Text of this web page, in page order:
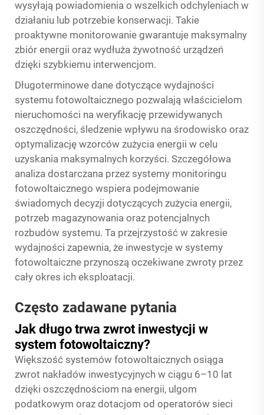
wysyłają powiadomienia o wszelkich odchyleniach w
działaniu lub potrzebie konserwacji. Takie
proaktywne monitorowanie gwarantuje maksymalny
zbiór energii oraz wydłuża żywotność urządzeń
dzięki szybkiemu interwencjom.
Długoterminowe dane dotyczące wydajności
systemu fotowoltaicznego pozwalają właścicielom
nieruchomości na weryfikację przewidywanych
oszczędności, śledzenie wpływu na środowisko oraz
optymalizację wzorców zużycia energii w celu
uzyskania maksymalnych korzyści. Szczegółowa
analiza dostarczana przez systemy monitoringu
fotowoltaicznego wspiera podejmowanie
świadomych decyzji dotyczących zużycia energii,
potrzeb magazynowania oraz potencjalnych
rozbudów systemu. Ta przejrzystość w zakresie
wydajności zapewnia, że inwestycje w systemy
fotowoltaiczne przynoszą oczekiwane zwroty przez
cały okres ich eksploatacji.
Często zadawane pytania
Jak długo trwa zwrot inwestycji w
system fotowoltaiczny?
Większość systemów fotowoltaicznych osiąga
zwrot nakładów inwestycyjnych w ciągu 6–10 lat
dzięki oszczędnościom na energii, ulgom
podatkowym oraz dotacjom od operatorów sieci